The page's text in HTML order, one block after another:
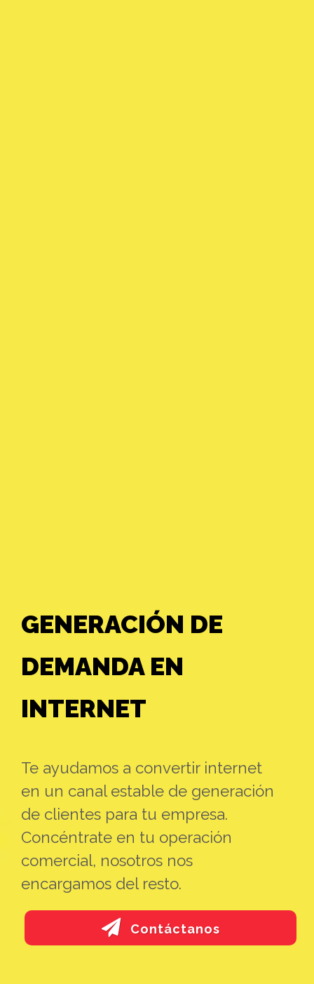
GENERACIÓN DE
DEMANDA EN
INTERNET
Te ayudamos a convertir internet
en un canal estable de generación
de clientes para tu empresa.
Concéntrate en tu operación
comercial, nosotros nos
encargamos del resto.
Contáctanos